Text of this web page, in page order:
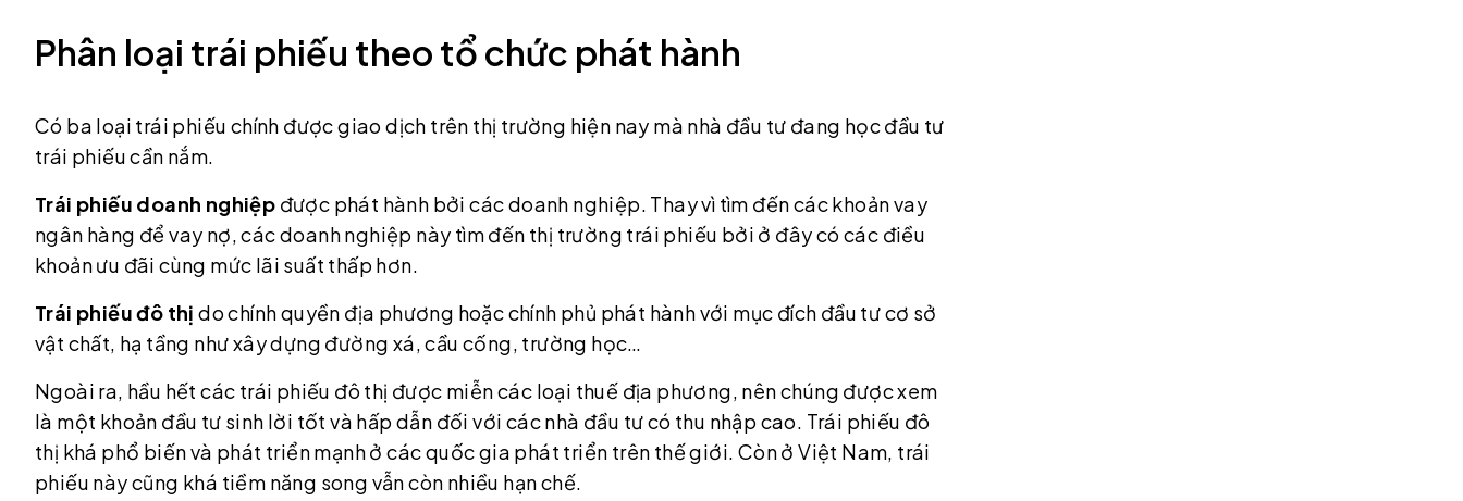
Phân loại trái phiếu theo tổ chức phát hành
Có ba loại trái phiếu chính được giao dịch trên thị trường hiện nay mà nhà đầu tư đang học đầu tư
trái phiếu cần nắm.
Trái phiếu doanh nghiệp được phát hành bởi các doanh nghiệp. Thay vì tìm đến các khoản vay
ngân hàng để vay nợ, các doanh nghiệp này tìm đến thị trường trái phiếu bởi ở đây có các điều
khoản ưu đãi cùng mức lãi suất thấp hơn.
Trái phiếu đô thị do chính quyền địa phương hoặc chính phủ phát hành với mục đích đầu tư cơ sở
vật chất, hạ tầng như xây dựng đường xá, cầu cống, trường học…
Ngoài ra, hầu hết các trái phiếu đô thị được miễn các loại thuế địa phương, nên chúng được xem
là một khoản đầu tư sinh lời tốt và hấp dẫn đối với các nhà đầu tư có thu nhập cao. Trái phiếu đô
thị khá phổ biến và phát triển mạnh ở các quốc gia phát triển trên thế giới. Còn ở Việt Nam, trái
phiếu này cũng khá tiềm năng song vẫn còn nhiều hạn chế.